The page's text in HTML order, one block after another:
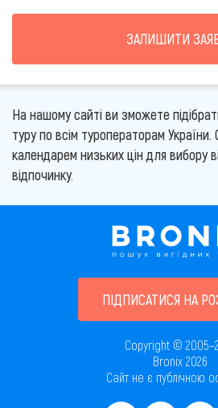
ЗАЛИШИТИ
На нашому сайті ви зможете
туру по всім туроператорам
календарем низьких цін для вибору
відпочинку.
ПІДПИСАТИСЯ НА
Copyright ©
Bronix 2026
Сайт не є публічною